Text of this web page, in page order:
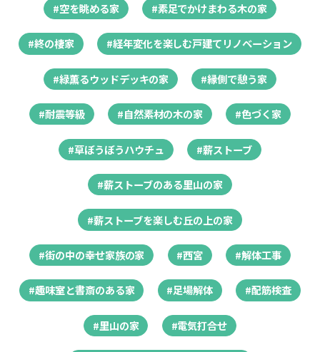
#空を眺める家 #素足でかけまわる木の家
#終の棲家 #経年変化を楽しむ戸建てリノベーション
#緑薫るウッドデッキの家 #縁側で憩う家
#耐震等級 #自然素材の木の家 #色づく家
#草ぼうぼうハウチュ #薪ストーブ
#薪ストーブのある里山の家
#薪ストーブを楽しむ丘の上の家
#街の中の幸せ家族の家 #西宮 #解体工事
#趣味室と書斎のある家 #足場解体 #配筋検査
#里山の家 #電気打合せ